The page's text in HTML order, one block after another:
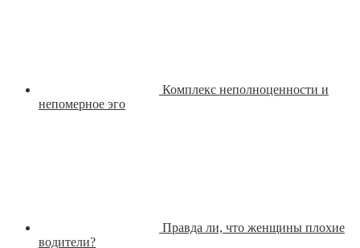
Комплекс неполноценности и
непомерное эго
Правда ли, что женщины плохие
водители?